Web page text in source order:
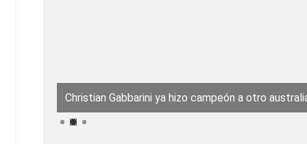
Christian Gabbarini ya hizo campeón a otro